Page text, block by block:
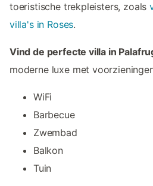
toeristische trekpleisters, zoals
villa's in Roses.
Vind de perfecte villa in
moderne luxe met
WiFi
Barbecue
Zwembad
Balkon
Tuin